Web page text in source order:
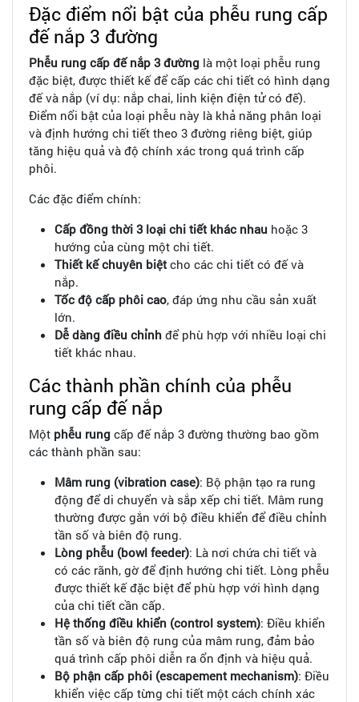
Đặc điểm nổi bật của phễu rung cấp
đế nắp 3 đường
Phễu rung cấp đế nắp 3 đường là một loại phễu rung
đặc biệt, được thiết kế để cấp các chi tiết có hình dạng
đế và nắp (ví dụ: nắp chai, linh kiện điện tử có đế).
Điểm nổi bật của loại phễu này là khả năng phân loại
và định hướng chi tiết theo 3 đường riêng biệt, giúp
tăng hiệu quả và độ chính xác trong quá trình cấp
phôi.
Các đặc điểm chính:
Cấp đồng thời 3 loại chi tiết khác nhau hoặc 3
hướng của cùng một chi tiết.
Thiết kế chuyên biệt cho các chi tiết có đế và
nắp.
Tốc độ cấp phôi cao, đáp ứng nhu cầu sản xuất
lớn.
Dễ dàng điều chỉnh để phù hợp với nhiều loại chi
tiết khác nhau.
Các thành phần chính của phễu
rung cấp đế nắp
Một phễu rung cấp đế nắp 3 đường thường bao gồm
các thành phần sau:
Mâm rung (vibration case): Bộ phận tạo ra rung
động để di chuyển và sắp xếp chi tiết. Mâm rung
thường được gắn với bộ điều khiển để điều chỉnh
tần số và biên độ rung.
Lòng phễu (bowl feeder): Là nơi chứa chi tiết và
có các rãnh, gờ để định hướng chi tiết. Lòng phễu
được thiết kế đặc biệt để phù hợp với hình dạng
của chi tiết cần cấp.
Hệ thống điều khiển (control system): Điều khiển
tần số và biên độ rung của mâm rung, đảm bảo
quá trình cấp phôi diễn ra ổn định và hiệu quả.
Bộ phận cấp phôi (escapement mechanism): Điều
khiển việc cấp từng chi tiết một cách chính xác